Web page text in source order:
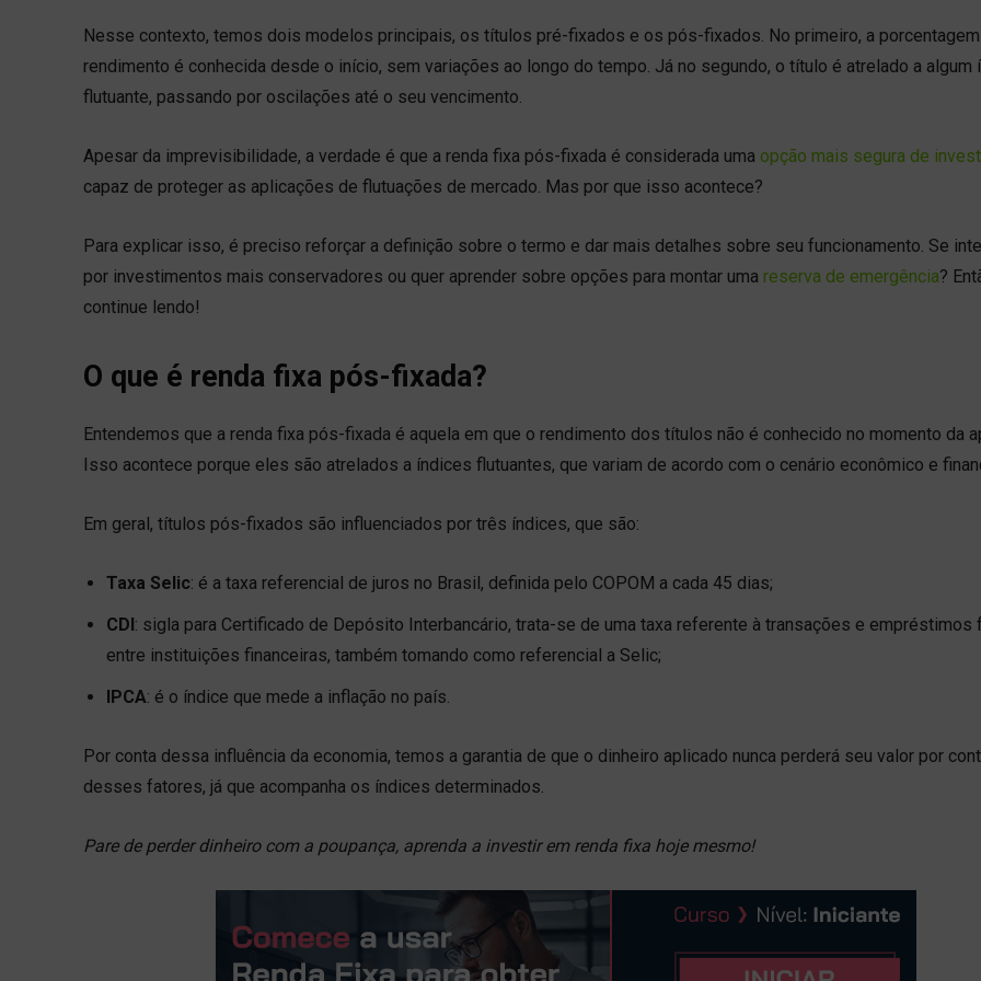
Nesse contexto, temos dois modelos principais, os títulos pré-fixados e os pós-fixados. No primeiro, a
rendimento é conhecida desde o início, sem variações ao longo do tempo. Já no segundo, o título é atrelado a algum
flutuante, passando por oscilações até o seu vencimento.
Apesar da imprevisibilidade, a verdade é que a renda fixa pós-fixada é considerada uma opção mais segura de
capaz de proteger as aplicações de flutuações de mercado. Mas por que isso acontece?
Para explicar isso, é preciso reforçar a definição sobre o termo e dar mais detalhes sobre seu funcionamento. Se
por investimentos mais conservadores ou quer aprender sobre opções para montar uma reserva de emergência?
continue lendo!
O que é renda fixa pós-fixada?
Entendemos que a renda fixa pós-fixada é aquela em que o rendimento dos títulos não é conhecido no momento da
Isso acontece porque eles são atrelados a índices flutuantes, que variam de acordo com o cenário econômico e
Em geral, títulos pós-fixados são influenciados por três índices, que são:
Taxa Selic: é a taxa referencial de juros no Brasil, definida pelo COPOM a cada 45 dias;
CDI: sigla para Certificado de Depósito Interbancário, trata-se de uma taxa referente à transações e empréstimos
entre instituições financeiras, também tomando como referencial a Selic;
IPCA: é o índice que mede a inflação no país.
Por conta dessa influência da economia, temos a garantia de que o dinheiro aplicado nunca perderá seu valor por
desses fatores, já que acompanha os índices determinados.
Pare de perder dinheiro com a poupança, aprenda a investir em renda fixa hoje mesmo!